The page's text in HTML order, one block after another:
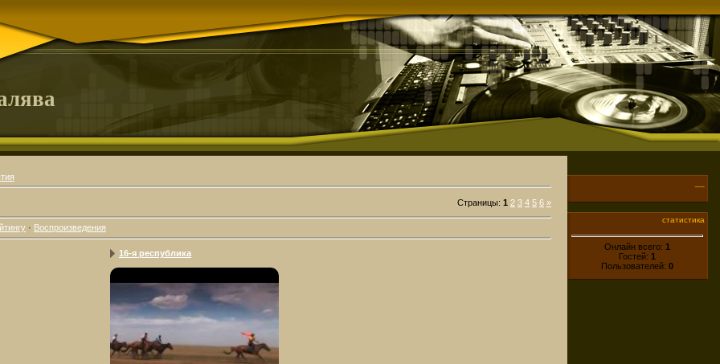
Страницы: 1 2 3 4 5 6 »
· Воспроизведения
16-я республика
статистика
Онлайн всего: 1
Гостей: 1
Пользователей: 0